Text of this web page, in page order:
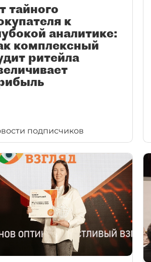
тайного
к
аналитике:
комплексный
ритейла
подписчиков